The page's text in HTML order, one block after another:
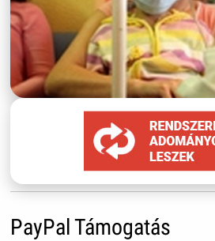
PayPal Támogatás